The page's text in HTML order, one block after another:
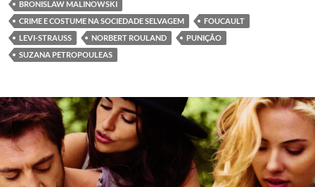
BRONISLAW MALINOWSKI
CRIME E COSTUME NA SOCIEDADE SELVAGEM
FOUCAULT
LEVI-STRAUSS
NORBERT ROULAND
PUNIÇÃO
SUZANA PETROPOULEAS